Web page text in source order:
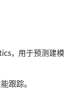
，用于预测建模
跟踪。